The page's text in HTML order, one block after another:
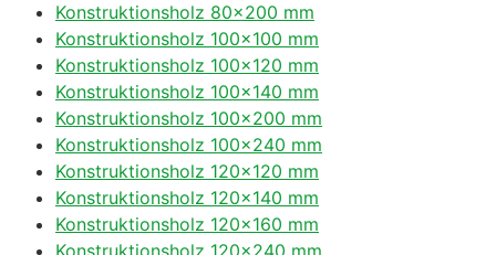
Konstruktionsholz 80×200 mm
Konstruktionsholz 100×100 mm
Konstruktionsholz 100×120 mm
Konstruktionsholz 100×140 mm
Konstruktionsholz 100×200 mm
Konstruktionsholz 100×240 mm
Konstruktionsholz 120×120 mm
Konstruktionsholz 120×140 mm
Konstruktionsholz 120×160 mm